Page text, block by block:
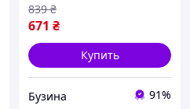
671 ₴
839 ₴
Купить
Бузина 91%